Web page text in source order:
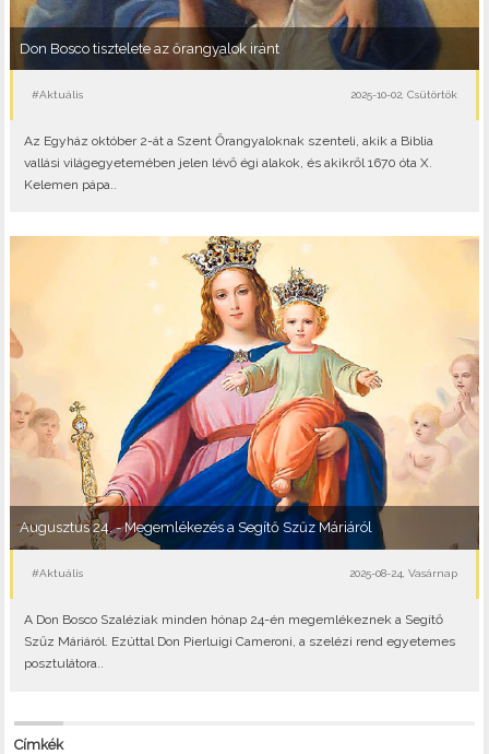
Don Bosco tisztelete az őrangyalok iránt
#Aktuális 2025-10-02, Csütörtök
Az Egyház október 2-át a Szent Őrangyaloknak szenteli, akik a Biblia
vallási világegyetemében jelen lévő égi alakok, és akikről 1670 óta X.
Kelemen pápa..
Augusztus 24. - Megemlékezés a Segítő Szűz Máriáról
#Aktuális 2025-08-24, Vasárnap
A Don Bosco Szaléziak minden hónap 24-én megemlékeznek a Segítő
Szűz Máriáról. Ezúttal Don Pierluigi Cameroni, a szelézi rend egyetemes
posztulátora..
Címkék